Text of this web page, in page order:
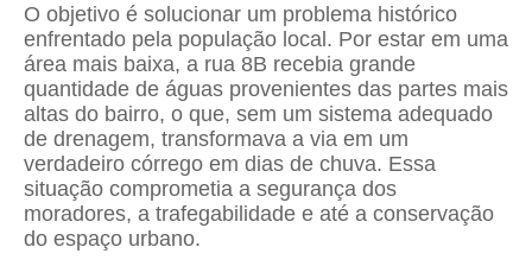
O objetivo é solucionar um problema histórico
enfrentado pela população local. Por estar em uma
área mais baixa, a rua 8B recebia grande
quantidade de águas provenientes das partes mais
altas do bairro, o que, sem um sistema adequado
de drenagem, transformava a via em um
verdadeiro córrego em dias de chuva. Essa
situação comprometia a segurança dos
moradores, a trafegabilidade e até a conservação
do espaço urbano.